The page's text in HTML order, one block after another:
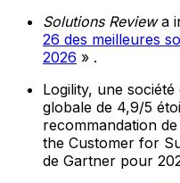
Solutions Reviewa
26 des meilleures
2026 » .
Logility, une
globale de 4,9/5
recommandation
the Customer for
de Gartner pour